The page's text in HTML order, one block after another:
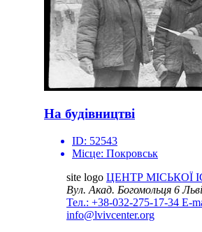
На будівництві
ID: 52543
Місце: Покровськ
site logo ЦЕНТР МІСЬКОЇ
Вул. Акад. Богомольця 6
Тел.: +38-032-275-17-34 E-
info@lvivcenter.org